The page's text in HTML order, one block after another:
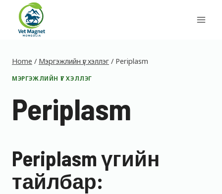
content
Home / Мэргэжлийн үг хэллэг / Periplasm
МЭРГЭЖЛИЙН ҮГ ХЭЛЛЭГ
Periplasm
Periplasm үгийн
тайлбар: